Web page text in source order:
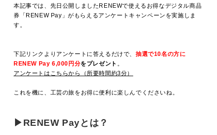
本記事では、先日公開しましたRENEWで使えるお得なデジタル商品
券「RENEW Pay」がもらえるアンケートキャンペーンを実施しま
す。
下記リンクよりアンケートに答えるだけで、 抽選で10名の方に
RENEW Pay 6,000円分をプレゼント 。
アンケートはこちらから（所要時間約3分）
これを機に、工芸の旅をお得に便利に楽しんでくださいね。
▶RENEW Payとは？